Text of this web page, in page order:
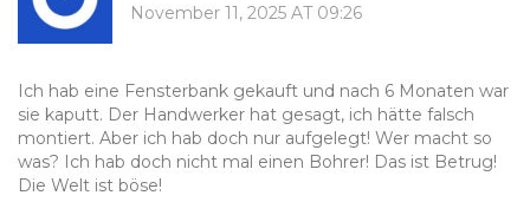
November 11, 2025 AT 09:26
Ich hab eine Fensterbank gekauft und nach 6 Monaten war
sie kaputt. Der Handwerker hat gesagt, ich hätte falsch
montiert. Aber ich hab doch nur aufgelegt! Wer macht so
was? Ich hab doch nicht mal einen Bohrer! Das ist Betrug!
Die Welt ist böse!